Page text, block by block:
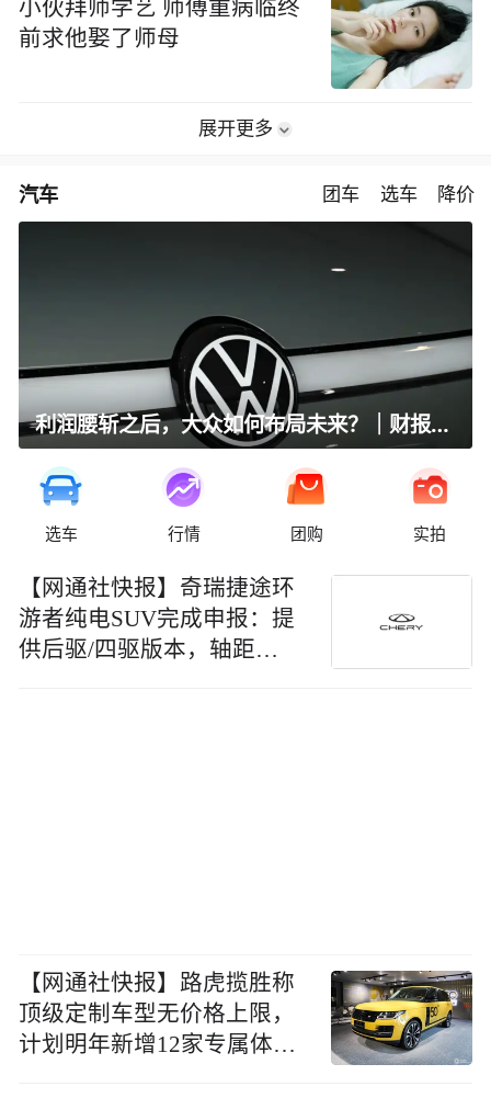
小伙拜师学艺 师傅重病临终
前求他娶了师母
展开更多
汽车 团车 选车 降价
利润腰斩之后，大众如何布局未来？｜财报全视角
选车 行情 团购 实拍
【网通社快报】奇瑞捷途环
游者纯电SUV完成申报：提
供后驱/四驱版本，轴距
【网通社快报】路虎揽胜称
顶级定制车型无价格上限，
计划明年新增12家专属体验